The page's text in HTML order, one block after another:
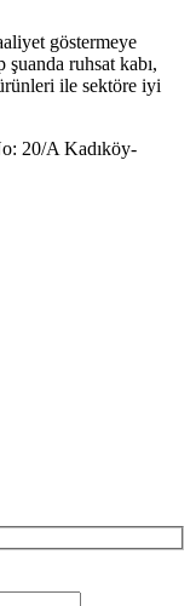
göstermeye
şuanda ruhsat kabı,
ile sektöre iyi
20/A Kadıköy-